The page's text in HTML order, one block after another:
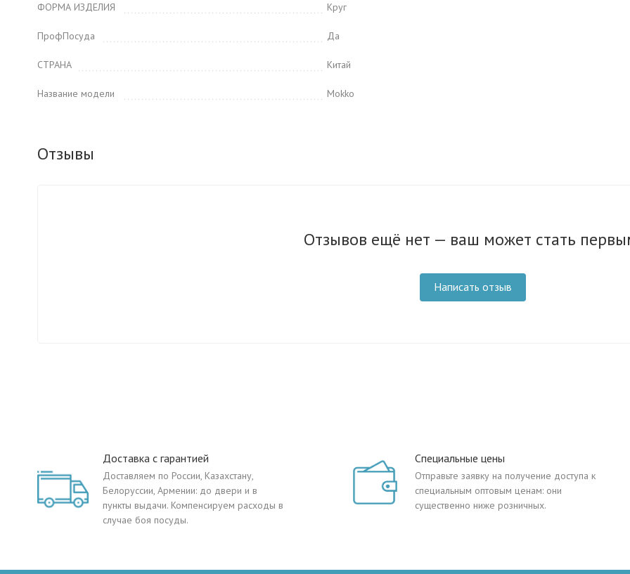
ФОРМА ИЗДЕЛИЯ Круг
ПрофПосуда Да
СТРАНА Китай
Название модели Mokko
Отзывы
Отзывов ещё нет — ваш может стать
Написать отзыв
Доставка с гарантией
Доставляем по России, Казахстану,
Белоруссии, Армении: до двери и в
пункты выдачи. Компенсируем расходы в
случае боя посуды.
Специальные цены
Отправьте заявку на получение доступа к
специальным оптовым ценам: они
существенно ниже розничных.